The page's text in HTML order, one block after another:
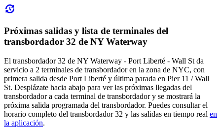
Próximas salidas y lista de terminales del
transbordador 32 de NY Waterway
El transbordador 32 de NY Waterway - Port Liberté - Wall St da
servicio a 2 terminales de transbordador en la zona de NYC, con
primera salida desde Port Liberté y última parada en Pier 11 / Wall
St. Desplázate hacia abajo para ver las próximas llegadas del
transbordador a cada terminal de transbordador y se mostrará la
próxima salida programada del transbordador. Puedes consultar el
horario completo del transbordador 32 y las salidas en tiempo real en
la aplicación.